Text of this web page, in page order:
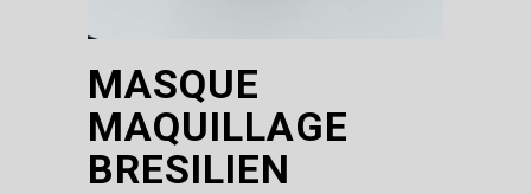
MASQUE
MAQUILLAGE
BRESILIEN